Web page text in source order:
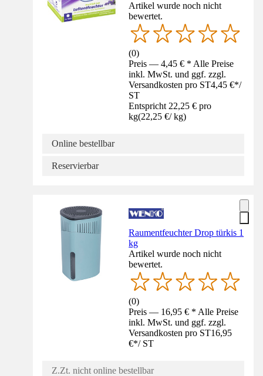
Artikel wurde noch nicht
bewertet.
(0)
Preis — 4,45 € * Alle Preise
inkl. MwSt. und ggf. zzgl.
Versandkosten pro ST4,45 €*/
ST
Entspricht 22,25 € pro
kg(22,25 €/ kg)
Online bestellbar
Reservierbar
Raumentfeuchter Drop türkis 1
kg
Artikel wurde noch nicht
bewertet.
(0)
Preis — 16,95 € * Alle Preise
inkl. MwSt. und ggf. zzgl.
Versandkosten pro ST16,95
€*/ ST
Z.Zt. nicht online bestellbar